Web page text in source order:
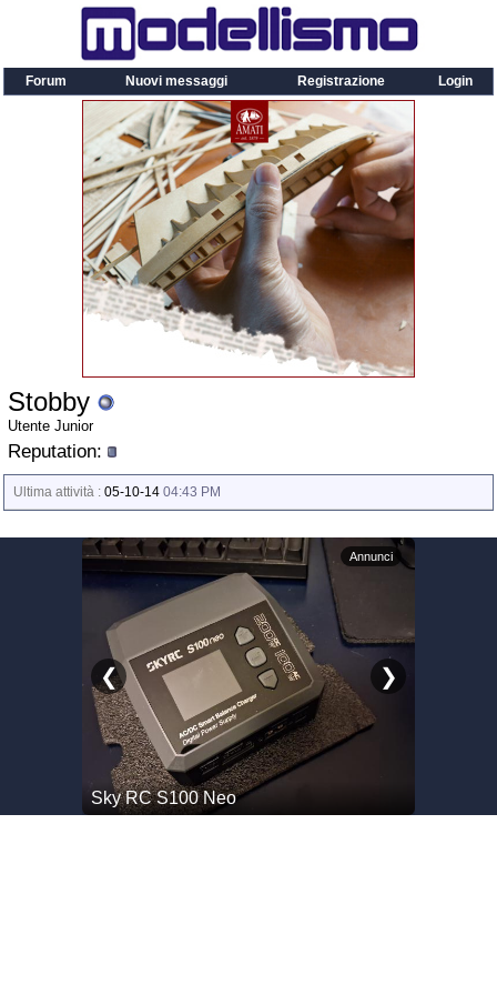
Forum Nuovi messaggi Registrazione Login
Stobby
Utente Junior
Reputation:
Ultima attività : 05-10-14 04:43 PM